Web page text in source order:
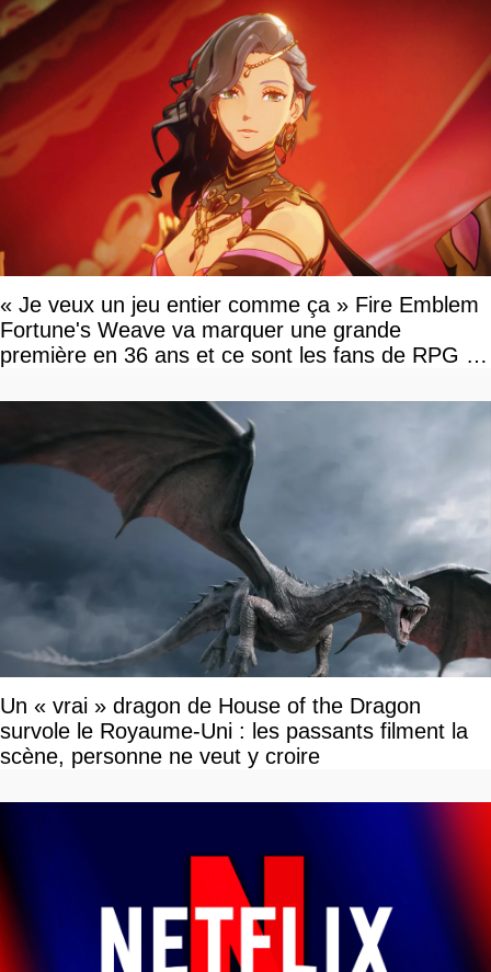
« Je veux un jeu entier comme ça » Fire Emblem
Fortune's Weave va marquer une grande
première en 36 ans et ce sont les fans de RPG en
Un « vrai » dragon de House of the Dragon
survole le Royaume-Uni : les passants filment la
scène, personne ne veut y croire